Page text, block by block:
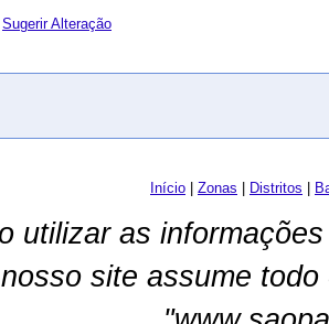
Sugerir Alteração
Início Zonas Distritos
utilizar as
nosso site assume